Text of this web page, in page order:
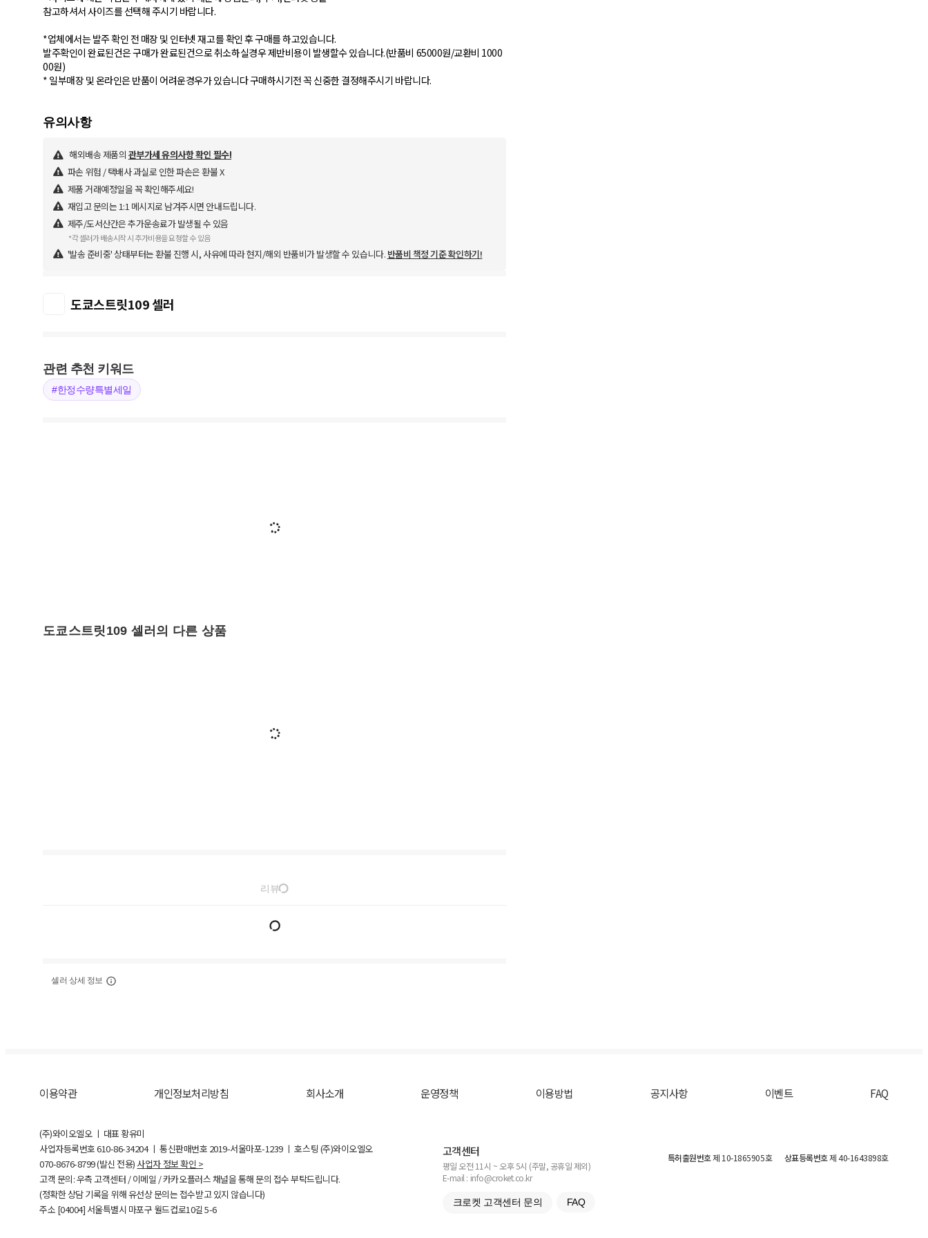
참고하셔서 사이즈를 선택해 주시기 바랍니다.
*업체에서는 발주 확인 전 매장 및 인터넷 재고를 확인 후 구매를 하고있습니다.
발주확인이 완료된건은 구매가 완료된건으로 취소하실경우 제반비용이 발생할수 있습니다.(반품비 65000원/교환비 1000
00원)
유의사항
해외배송 제품의 관부가세 유의사항 확인 필수!
파손 위험 / 택배사 과실로 인한 파손은 환불 X
제품 거래예정일을 꼭 확인해주세요!
재입고 문의는 1:1 메시지로 남겨주시면 안내드립니다.
제주/도서산간은 추가운송료가 발생될 수 있음
*각 셀러가 배송시작 시 추가비용을 요청할 수 있음
'발송 준비중' 상태부터는 환불 진행 시, 사유에 따라 현지/해외 반품비가 발생할 수 있습니다. 반품비 책정 기준 확인하기!
도쿄스트릿109 셀러
관련 추천 키워드
#한정수량특별세일
도쿄스트릿109 셀러의 다른 상품
리뷰
셀러 상세 정보
이용약관 개인정보처리방침 회사소개 운영정책 이용방법 공지사항 이벤트 FAQ
(주)와이오엘오 ㅣ 대표 황유미
사업자등록번호610-86-34204ㅣ 통신판매번호 2019-서울마포-1239 ㅣ 호스팅 (주)와이오엘오
070-8676-8799 (발신 전용) 사업자 정보 확인 >
고객 문의: 우측 고객센터 / 이메일 / 카카오플러스 채널을 통해 문의 접수 부탁드립니다.
(정확한 상담 기록을 위해 유선상 문의는 접수받고 있지 않습니다)
주소 [04004] 서울특별시 마포구 월드컵로10길5-6
고객센터
평일 오전 11시 ~ 오후 5시 (주말, 공휴일 제외)
E-mail : info@croket.co.kr
크로켓 고객센터 문의 FAQ
특허출원번호제 10-1865905호 상표등록번호제 40-1643898호